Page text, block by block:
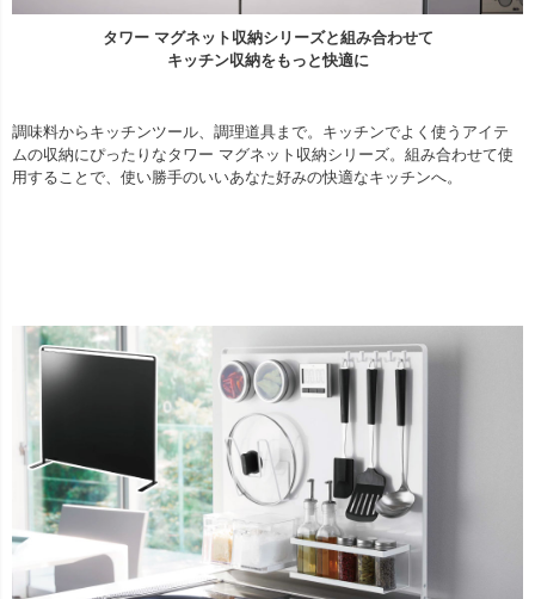
タワー マグネット収納シリーズと組み合わせて
キッチン収納をもっと快適に
調味料からキッチンツール、調理道具まで。キッチンでよく使うアイテ
ムの収納にぴったりなタワー マグネット収納シリーズ。組み合わせて使
用することで、使い勝手のいいあなた好みの快適なキッチンへ。